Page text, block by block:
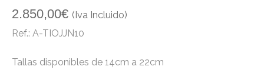
2.850,00€ (Iva Incluido)
Ref.: A-TIOJJN10
Tallas disponibles de 14cm a 22cm